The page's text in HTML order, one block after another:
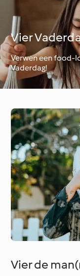
Vier
Verwen een food-
Vaderdag!
Vier de